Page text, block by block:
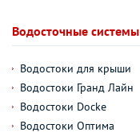
Водосточные системы
Водостоки для крыши
Водостоки Гранд Лайн
Водостоки Docke
Водостоки Оптима